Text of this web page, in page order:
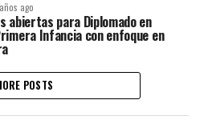
ago
abiertas para Diplomado en
Infancia con enfoque en
POSTS